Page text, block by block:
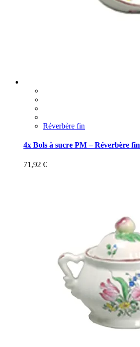
Réverbère fin
4x Bols à sucre PM – Réverbère fin
71,92 €